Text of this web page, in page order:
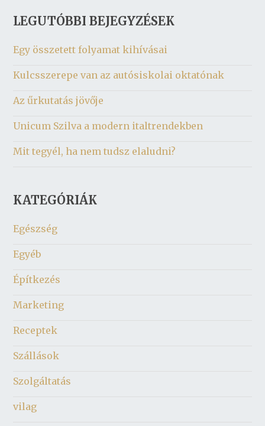
LEGUTÓBBI BEJEGYZÉSEK
Egy összetett folyamat kihívásai
Kulcsszerepe van az autósiskolai oktatónak
Az űrkutatás jövője
Unicum Szilva a modern italtrendekben
Mit tegyél, ha nem tudsz elaludni?
KATEGÓRIÁK
Egészség
Egyéb
Építkezés
Marketing
Receptek
Szállások
Szolgáltatás
vilag